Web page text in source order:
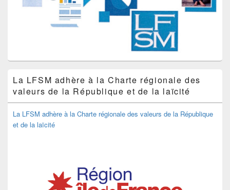
La LFSM adhère à la Charte régionale des
valeurs de la République et de la laïcité
La LFSM adhère à la Charte régionale des valeurs de la République
et de la laïcité